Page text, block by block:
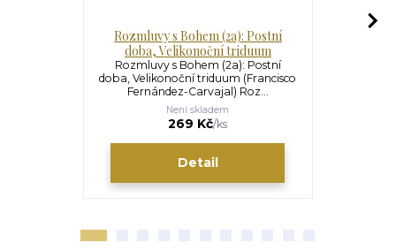
Rozmluvy s Bohem (2a): Postní
doba, Velikonoční triduum
Rozmluvy s Bohem (2a): Postní
doba, Velikonoční triduum (Francisco
Fernández-Carvajal) Roz...
269 Kč/ks
Není skladem
Detail